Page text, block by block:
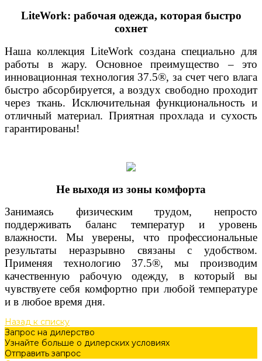
LiteWork: рабочая одежда, которая быстро
сохнет
Наша коллекция LiteWork создана специально для
работы в жару. Основное преимущество – это
инновационная технология 37.5®, за счет чего влага
быстро абсорбируется, а воздух свободно проходит
через ткань. Исключительная функциональность и
отличный материал. Приятная прохлада и сухость
гарантированы!
Не выходя из зоны комфорта
Занимаясь физическим трудом, непросто
поддерживать баланс температур и уровень
влажности. Мы уверены, что профессиональные
результаты неразрывно связаны с удобством.
Применяя технологию 37.5®, мы производим
качественную рабочую одежду, в который вы
чувствуете себя комфортно при любой температуре
и в любое время дня.
Назад к списку
Запрос на дилерство
Узнайте больше о дилерских условиях
Отправить запрос